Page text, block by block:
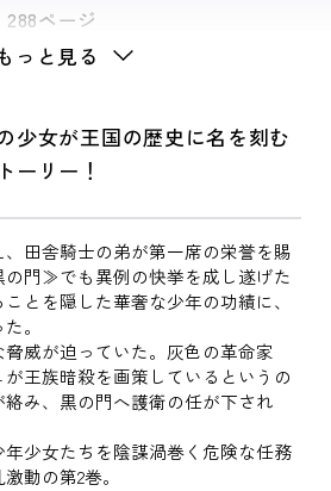
288ページ
っと見る
女が王国の歴史に名を刻む
リー！
田舎騎士の弟が第一席の栄誉を賜
門≫でも異例の快挙を成し遂げた
とを隠した華奢な少年の功績に、
。
威が迫っていた。灰色の革命家
王族暗殺を画策しているというの
み、黒の門へ護衛の任が下され
少女たちを陰謀渦巻く危険な任務
動の第2巻。